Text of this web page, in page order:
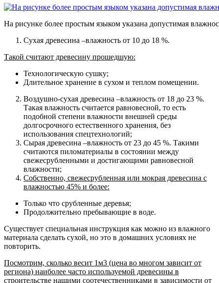
На рисунке более простым языком указана допустимая
Сухая древесина –влажность от 10 до 18 %.
Такой считают древесину прошедшую:
Технологическую сушку;
Длительное хранение в сухом и теплом помещении.
Воздушно-сухая древесина –влажность от 18 до 23 %.
Такая влажность считается равновесной, то есть
подобной степени влажности внешней среды
долгосрочного естественного хранения, без
использования спецтехнологий;
Сырая древесина –влажность от 23 до 45 %. Такими
считаются пиломатериалы в состоянии между
свежесрубленными и достигающими равновесной
влажности;
Собственно, свежесрубленная или мокрая древесина с
влажностью 45% и более:
Только что срубленные деревья;
Продолжительно пребывающие в воде.
Существует специальная инструкция как можно из влажного
материала сделать сухой, но это в домашних условиях не
повторить.
Посмотрим, сколько весит 1м3 (цена во многом зависит от
региона) наиболее часто используемой древесины в
строительстве нашими соотечественниками в зависимости от